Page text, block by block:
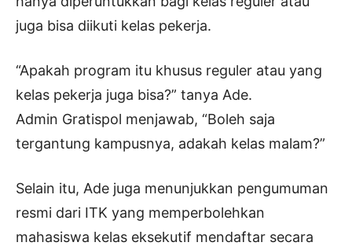
juga bisa diikuti kelas pekerja.
“Apakah program itu khusus reguler atau yang
kelas pekerja juga bisa?” tanya Ade.
Admin Gratispol menjawab, “Boleh saja
tergantung kampusnya, adakah kelas malam?”
Selain itu, Ade juga menunjukkan pengumuman
resmi dari ITK yang memperbolehkan
mahasiswa kelas eksekutif mendaftar secara